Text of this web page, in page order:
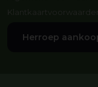
Herroep